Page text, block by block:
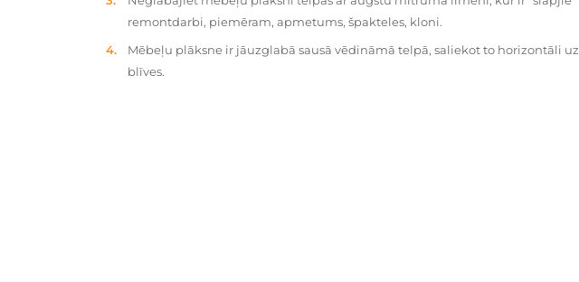
remontdarbi, piemēram, apmetums, špakteles, kloni.
Mēbeļu plāksne ir jāuzglabā sausā vēdināmā telpā, saliekot to horizontāli uz
blīves.